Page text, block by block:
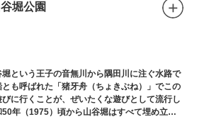
堀公園
という王子の音無川から隅田川に注ぐ水路で
も呼ばれた「猪牙舟（ちょきぶね）」でこの
に行くことが、ぜいたくな遊びとして流行し
年（1975）頃から山谷堀はすべて埋め立て